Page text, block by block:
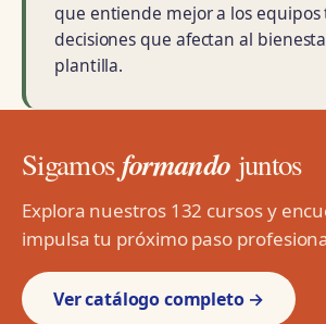
que entiende mejor a los equipos
decisiones que afectan al
plantilla.
Sigamosformando juntos
Explora nuestros 132 cursos y
impulsa tu próximo paso
Ver catálogo completo →